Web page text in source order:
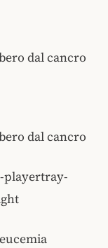
dal cancro
dal cancro
playertray-